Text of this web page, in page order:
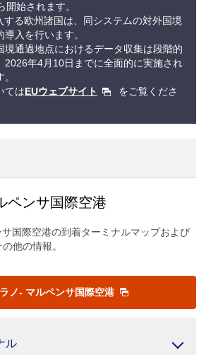
開始されます。
する欧州諸国は、同システムの対外国境
導入を行います。
境通過地点におけるデータ収集は段階的
2026年4月10日までに全面的に実施され
てはEUウェブサイト
をご覧くださ
ペンサ国際空港
国際空港の到着ターミナルマップおよび
他の情報。
ノ- マルペンサ国際空港
ル